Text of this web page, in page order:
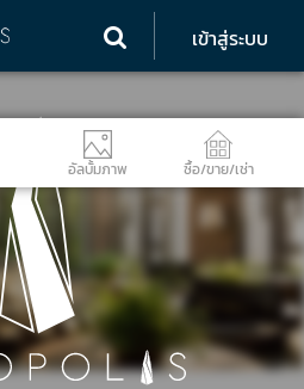
เข้าสู่ระบบ
อัลบั้มภาพ ซื้อ/ขาย/เช่า